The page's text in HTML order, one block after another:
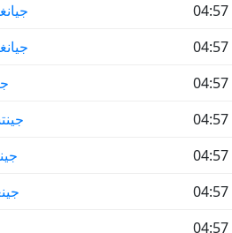
04:57
04:57
04:57
04:57
04:57
04:57
04:57